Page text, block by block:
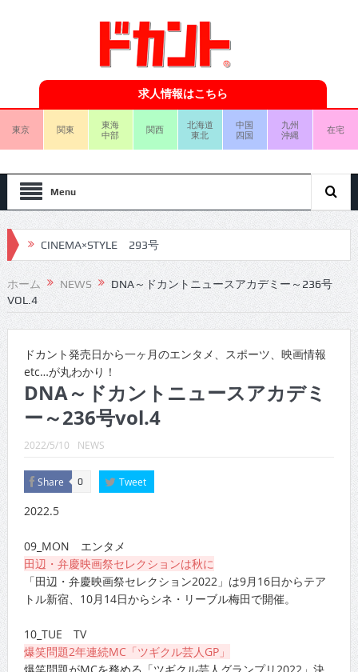
求人情報はこちら
東京 関東
東海
中部
関西
北海道
東北
中国
四国
九州
沖縄
在宅
Menu
CINEMA×STYLE 293号
CINEMA×STYLE 292号
CINEMA×STYLE 291号
CINEMA×STYLE 289号
CINEMA×STYLE 288号
CINEMA×STYLE 287号
CINEMA×STYLE 285号
CINEMA×STYLE 294号
ホーム NEWS
DNA～ドカントニュースアカデミー～236号
VOL.4
ドカント発売日から一ヶ月のエンタメ、スポーツ、映画情報
etc…が丸わかり！
DNA～ドカントニュースアカデミ
ー～236号vol.4
2022/5/10 NEWS
Share 0 Tweet
2022.5
09_MON エンタメ
田辺・弁慶映画祭セレクションは秋に
「田辺・弁慶映画祭セレクション2022」は9月16日からテア
トル新宿、10月14日からシネ・リーブル梅田で開催。
10_TUE TV
爆笑問題2年連続MC「ツギクル芸人GP」